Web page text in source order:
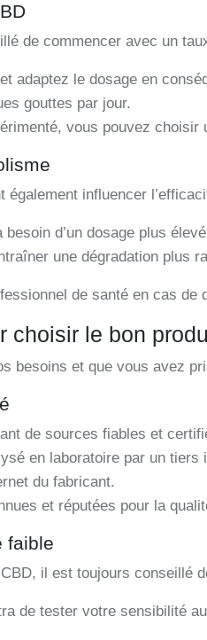
de commencer avec un
adaptez le dosage en
gouttes par jour.
vous pouvez
influencer
d’un dosage plus
une dégradation plus
de santé en cas de
choisir le bon
besoins et que vous avez
de sources fiables et
en laboratoire par un
du fabricant.
et réputées pour la
faible
il est toujours conseillé
de tester votre sensibilité